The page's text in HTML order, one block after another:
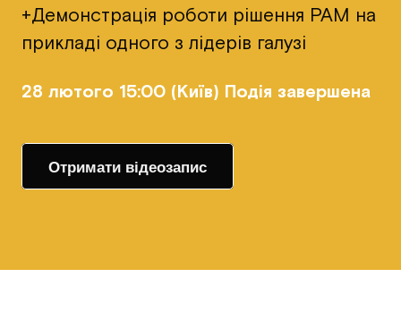
+Демонстрація роботи рішення PAM на
прикладі одного з лідерів галузі
28 лютого 15:00 (Київ) Подія завершена
Отримати відеозапис